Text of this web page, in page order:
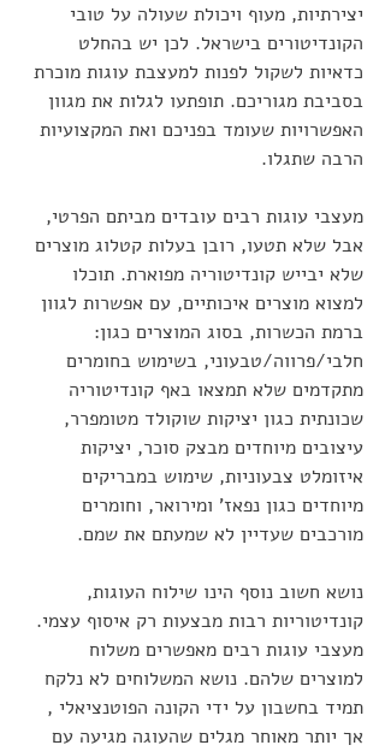
יצירתיות, מעוף ויכולת שעולה על טובי
הקונדיטורים בישראל. לכן יש בהחלט
כדאיות לשקול לפנות למעצבת עוגות מוכרת
בסביבת מגוריכם. תופתעו לגלות את מגוון
האפשרויות שעומד בפניכם ואת המקצועיות
הרבה שתגלו.
מעצבי עוגות רבים עובדים מביתם הפרטי,
אבל שלא תטעו, רובן בעלות קטלוג מוצרים
שלא יבייש קונדיטוריה מפוארת. תוכלו
למצוא מוצרים איכותיים, עם אפשרות לגוון
ברמת הכשרות, בסוג המוצרים כגון:
חלבי/פרווה/טבעוני, בשימוש בחומרים
מתקדמים שלא תמצאו באף קונדיטוריה
שכונתית כגון יציקות שוקולד מטומפרר,
עיצובים מיוחדים מבצק סוכר, יציקות
איזומלט צבעוניות, שימוש במבריקים
מיוחדים כגון נפאז' ומירואר, וחומרים
מורכבים שעדיין לא שמעתם את שמם.
נושא חשוב נוסף הינו שילוח העוגות,
קונדיטוריות רבות מבצעות רק איסוף עצמי.
מעצבי עוגות רבים מאפשרים משלוח
למוצרים שלהם. נושא המשלוחים לא נלקח
תמיד בחשבון על ידי הקונה הפוטנציאלי ,
אך יותר מאוחר מגלים שהעוגה מגיעה עם